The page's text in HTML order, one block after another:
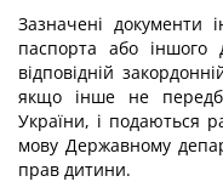
Зазначені документи
паспорта або іншого
відповідній
якщо інше не
України, і подаються
мову Державному
прав дитини.